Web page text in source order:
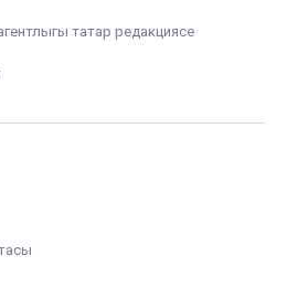
татар редакциясе